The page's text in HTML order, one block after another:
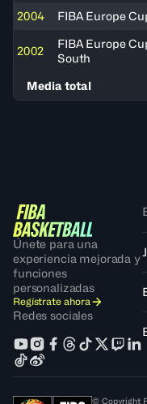
2004
FIBA Europe
2002
FIBA Europe
South
Media total
Únete para una
experiencia mejorada y
funciones
personalizadas
Regístrate ahora
Redes sociales
© Copyright